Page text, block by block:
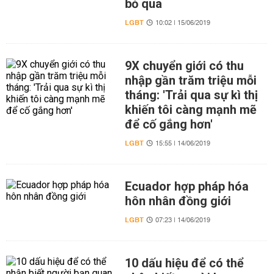
bỏ qua
LGBT 10:02 | 15/06/2019
9X chuyển giới có thu
nhập gần trăm triệu mỗi
tháng: 'Trải qua sự kì thị
khiến tôi càng mạnh mẽ
để cố gắng hơn'
LGBT 15:55 | 14/06/2019
Ecuador hợp pháp hóa
hôn nhân đồng giới
LGBT 07:23 | 14/06/2019
10 dấu hiệu để có thể